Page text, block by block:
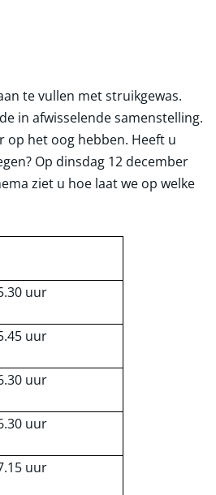
te vullen met struikgewas.
in afwisselende samenstelling.
op het oog hebben. Heeft u
Op dinsdag 12 december
ziet u hoe laat we op welke
uur
uur
uur
uur
uur